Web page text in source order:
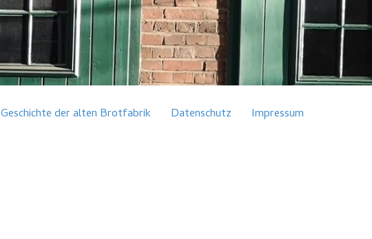
Geschichte der alten Brotfabrik Datenschutz Impressum